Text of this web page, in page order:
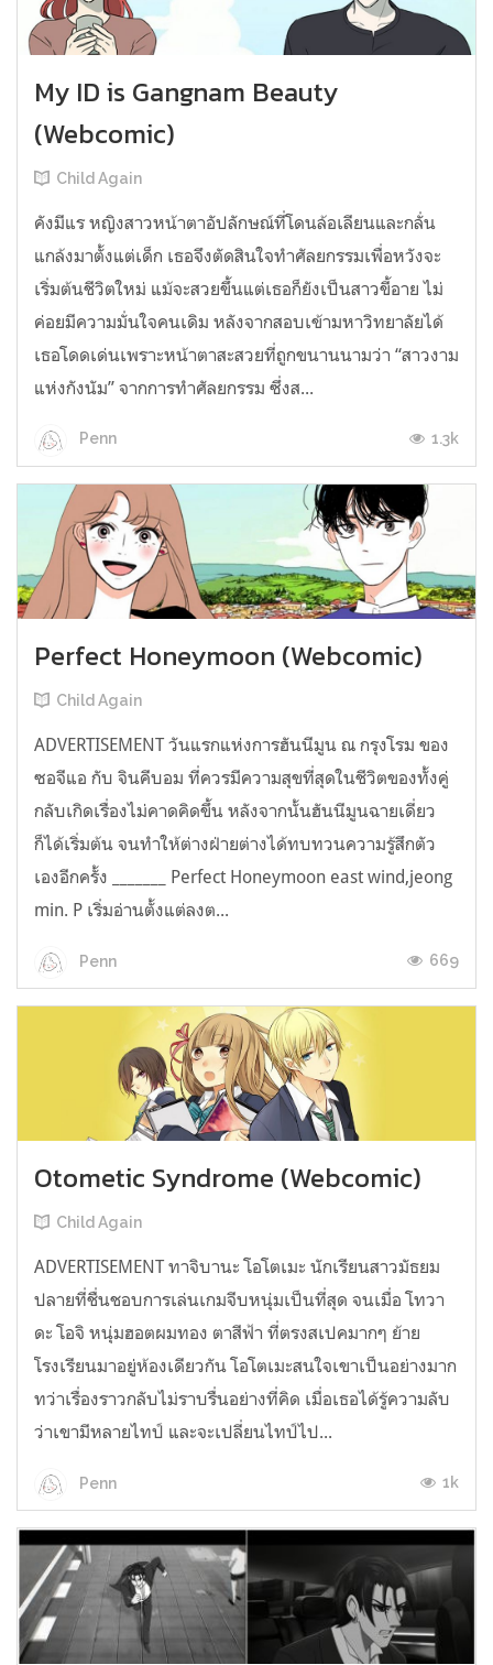
My ID is Gangnam Beauty
(Webcomic)
Child Again
คังมีแร หญิงสาวหน้าตาอัปลักษณ์ที่โดนล้อเลียนและกลั่น
แกล้งมาตั้งแต่เด็ก เธอจึงตัดสินใจทำศัลยกรรมเพื่อหวังจะ
เริ่มต้นชีวิตใหม่ แม้จะสวยขึ้นแต่เธอก็ยังเป็นสาวขี้อาย ไม่
ค่อยมีความมั่นใจคนเดิม หลังจากสอบเข้ามหาวิทยาลัยได้
เธอโดดเด่นเพราะหน้าตาสะสวยที่ถูกขนานนามว่า “สาวงาม
แห่งกังนัม” จากการทำศัลยกรรม ซึ่งส...
Penn 1.3k
Perfect Honeymoon (Webcomic)
Child Again
ADVERTISEMENT วันแรกแห่งการฮันนีมูน ณ กรุงโรม ของ
ซอจีแอ กับ จินคีบอม ที่ควรมีความสุขที่สุดในชีวิตของทั้งคู่
กลับเกิดเรื่องไม่คาดคิดขึ้น หลังจากนั้นฮันนีมูนฉายเดี่ยว
ก็ได้เริ่มต้น จนทำให้ต่างฝ่ายต่างได้ทบทวนความรู้สึกตัว
เองอีกครั้ง _______ Perfect Honeymoon east wind,jeong
min. P เริ่มอ่านตั้งแต่ลงต...
Penn 669
Otometic Syndrome (Webcomic)
Child Again
ADVERTISEMENT ทาจิบานะ โอโตเมะ นักเรียนสาวมัธยม
ปลายที่ชื่นชอบการเล่นเกมจีบหนุ่มเป็นที่สุด จนเมื่อ โทวา
ดะ โอจิ หนุ่มฮอตผมทอง ตาสีฟ้า ที่ตรงสเปคมากๆ ย้าย
โรงเรียนมาอยู่ห้องเดียวกัน โอโตเมะสนใจเขาเป็นอย่างมาก
ทว่าเรื่องราวกลับไม่ราบรื่นอย่างที่คิด เมื่อเธอได้รู้ความลับ
ว่าเขามีหลายไทป์ และจะเปลี่ยนไทป์ไป...
Penn 1k